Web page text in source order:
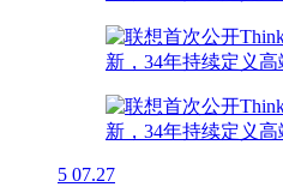
5 07.27